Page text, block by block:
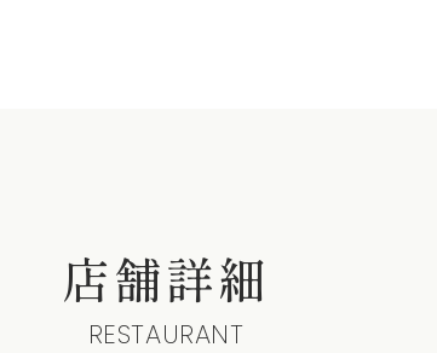
店舗詳細
RESTAURANT